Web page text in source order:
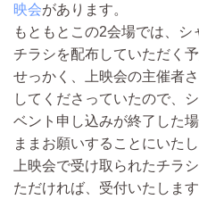
映会があります。
もともと この2会場では、シ
チラシを配布していただく
せっかく、上映会の主催者
してくださっていたので、
ベント申し込みが終了した場
ままお願いすることにいたし
上映会で受け取られたチラ
ただければ、受付いたします